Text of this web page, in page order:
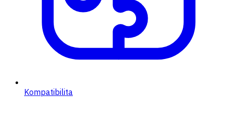
Kompatibilita